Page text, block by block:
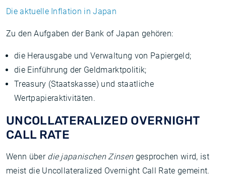
Die aktuelle Inflation in Japan
Zu den Aufgaben der Bank of Japan gehören:
die Herausgabe und Verwaltung von Papiergeld;
die Einführung der Geldmarktpolitik;
Treasury (Staatskasse) und staatliche
Wertpapieraktivitäten.
UNCOLLATERALIZED OVERNIGHT
CALL RATE
Wenn über die japanischen Zinsengesprochen wird, ist
meist die Uncollateralized Overnight Call Rate gemeint.